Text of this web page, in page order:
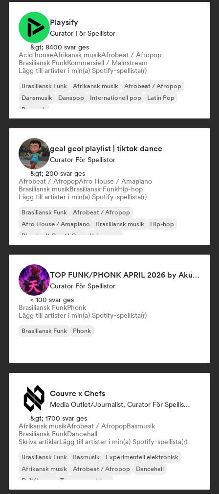
Playsify
Curator För Spellistor
&gt; 8400 svar ges
Acid houseAfrikansk musikAfrobeat / Afropop
Brasiliansk FunkKommersiell / Mainstream
Lägg till artister i min(a) Spotify-spellista(r)
Brasiliansk Funk Afrikansk musik
Afrobeat / Afropop
Dansmusik
Danspop Internationell pop
Latin Pop
Poprock
geal geol playlist | tiktok dance
Curator För Spellistor
&gt; 200 svar ges
Afrobeat / AfropopAfro House / Amapiano
Brasiliansk musikBrasiliansk FunkHip-hop
Lägg till artister i min(a) Spotify-spellista(r)
Brasiliansk Funk
Afrobeat / Afropop
Afro House / Amapiano
Brasiliansk musik
Hip-hop
Phonk
K-Pop/J-Pop Urban pop
TOP FUNK/PHONK APRIL 2026 by Akuma Records
Curator För Spellistor
< 100 svar ges
Brasiliansk FunkPhonk
Lägg till artister i min(a) Spotify-spellista(r)
Brasiliansk Funk Phonk
Couvre x Chefs
Media Outlet/Journalist, Curator För Spellistor
&gt; 1700 svar ges
Afrikansk musikAfrobeat / AfropopBasmusik
Brasiliansk FunkDancehall
Skriva artiklarLägg till artister i min(a) Spotify-spellista(r)
Brasiliansk Funk Basmusik
Experimentell elektronisk
Afrikansk musik
Afrobeat / Afropop
Dancehall
Drill/Jersey
Trummor och bas